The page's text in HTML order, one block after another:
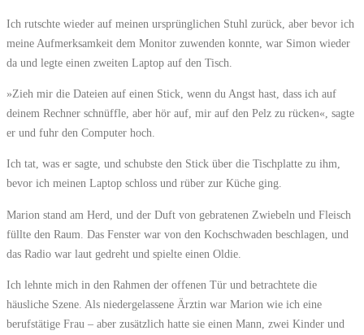
Ich rutschte wieder auf meinen ursprünglichen Stuhl zurück, aber bevor ich
meine Aufmerksamkeit dem Monitor zuwenden konnte, war Simon wieder
da und legte einen zweiten Laptop auf den Tisch.
»Zieh mir die Dateien auf einen Stick, wenn du Angst hast, dass ich auf
deinem Rechner schnüffle, aber hör auf, mir auf den Pelz zu rücken«, sagte
er und fuhr den Computer hoch.
Ich tat, was er sagte, und schubste den Stick über die Tischplatte zu ihm,
bevor ich meinen Laptop schloss und rüber zur Küche ging.
Marion stand am Herd, und der Duft von gebratenen Zwiebeln und Fleisch
füllte den Raum. Das Fenster war von den Kochschwaden beschlagen, und
das Radio war laut gedreht und spielte einen Oldie.
Ich lehnte mich in den Rahmen der offenen Tür und betrachtete die
häusliche Szene. Als niedergelassene Ärztin war Marion wie ich eine
berufstätige Frau – aber zusätzlich hatte sie einen Mann, zwei Kinder und